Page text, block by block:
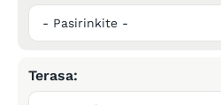
Terasa: